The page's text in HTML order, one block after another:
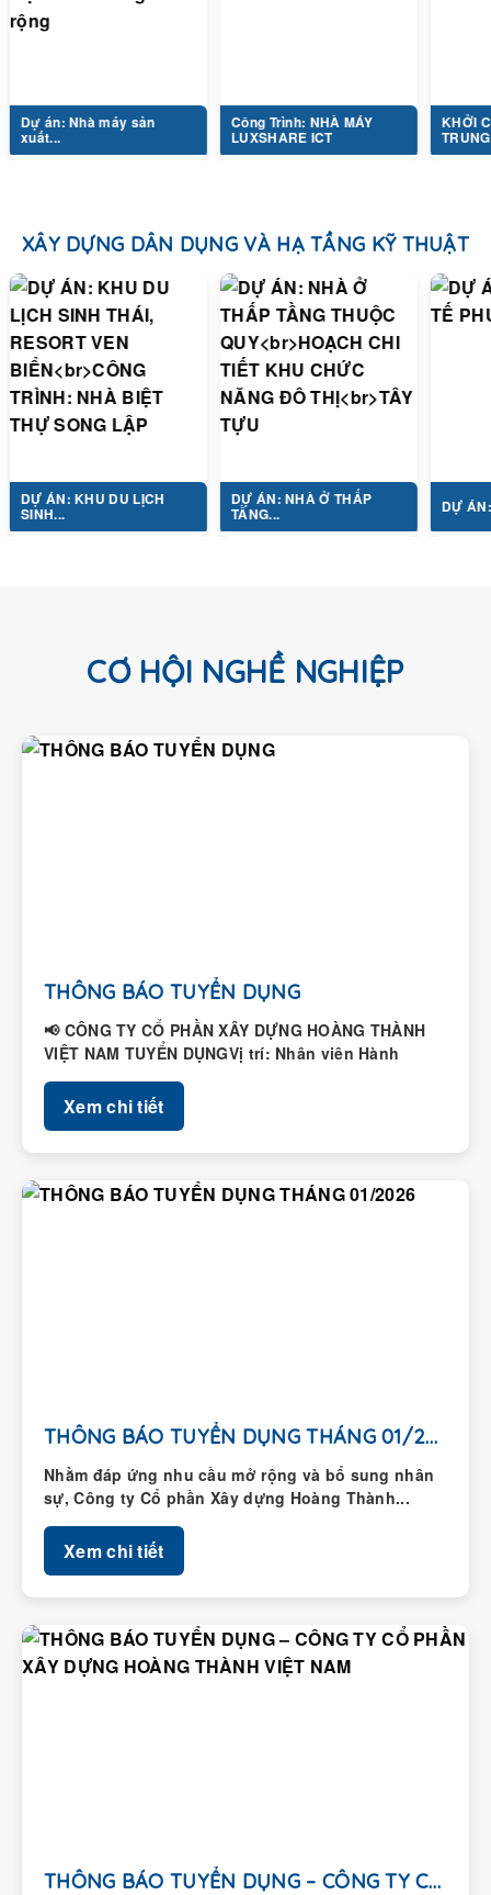
án: Nhà máy sản Công Trình: NHÀ MÁY
LUXSHARE ICT
KHỞI
TRUNG
XÂY DỰNG DÂN DỤNG VÀ HẠ TẦNG KỸ THUẬT
ÁN: KHU DU LỊCH DỰ ÁN: NHÀ Ở THẤP
TẦNG... DỰ ÁN: TỔ
CƠ HỘI NGHỀ NGHIỆP
THÔNG BÁO TUYỂN DỤNG
📢 CÔNG TY CỔ PHẦN XÂY DỰNG HOÀNG THÀNH
VIỆT NAM TUYỂN DỤNGVị trí: Nhân viên Hành
Xem chi tiết
THÔNG BÁO TUYỂN DỤNG THÁNG 01/2026
Nhằm đáp ứng nhu cầu mở rộng và bổ sung nhân
sự, Công ty Cổ phần Xây dựng Hoàng Thành...
Xem chi tiết
THÔNG BÁO TUYỂN DỤNG – CÔNG TY CỔ...